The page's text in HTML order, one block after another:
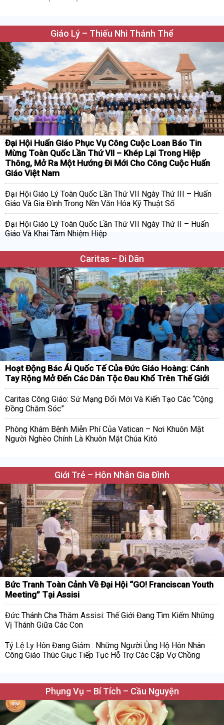
Giáo Lý – Thiếu Nhi Thánh Thể
Đại Hội Huấn Giáo Phục Vụ Công Cuộc Loan Báo Tin
Mừng Toàn Quốc Lần Thứ VII – Khép Lại Trong Hiệp
Thông, Mở Ra Một Hướng Đi Mới Cho Công Cuộc Huấn
Giáo Việt Nam
Đại Hội Giáo Lý Toàn Quốc Lần Thứ VII Ngày Thứ III – Huấn
Giáo Và Gia Đình Trong Nền Văn Hóa Kỹ Thuật Số
Đại Hội Giáo Lý Toàn Quốc Lần Thứ VII Ngày Thứ II – Huấn
Giáo Và Khai Tâm Nhiệm Hiệp
Caritas – Di Dân
Hoạt Động Bác Ái Quốc Tế Của Đức Giáo Hoàng: Cánh
Tay Rộng Mở Đến Các Dân Tộc Đau Khổ Trên Thế Giới
Caritas Công Giáo: Sứ Mạng Đổi Mới Và Kiến Tạo Các “Cộng
Đồng Chăm Sóc”
Phòng Khám Bệnh Miễn Phí Của Vatican – Nơi Khuôn Mặt
Người Nghèo Chính Là Khuôn Mặt Chúa Kitô
Giới Trẻ – Hôn Nhân Gia Đình
Bức Tranh Toàn Cảnh Về Đại Hội “GO! Franciscan Youth
Meeting” Tại Assisi
Đức Thánh Cha Thăm Assisi: Thế Giới Đang Tìm Kiếm Những
Vị Thánh Giữa Các Con
Tỷ Lệ Ly Hôn Đang Giảm : Những Người Ủng Hộ Hôn Nhân
Công Giáo Thúc Giục Tiếp Tục Hỗ Trợ Các Cặp Vợ Chồng
Phụng Vụ – Bí Tích – Cầu Nguyện